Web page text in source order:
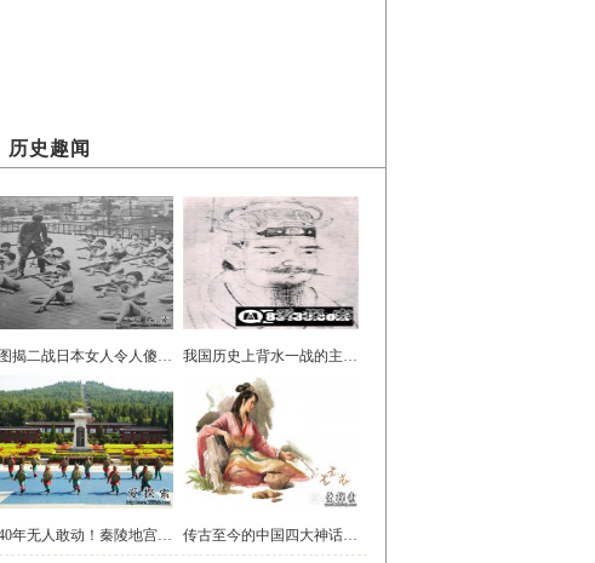
历史趣闻
图揭二战日本女人令人傻眼的私生活！ 我国历史上背水一战的主人公是谁
40年无人敢动！秦陵地宫竟藏如此秘密 传古至今的中国四大神话传说